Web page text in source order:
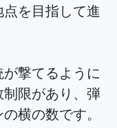
を目指して進
撃てるように
限があり、弾
横の数です。